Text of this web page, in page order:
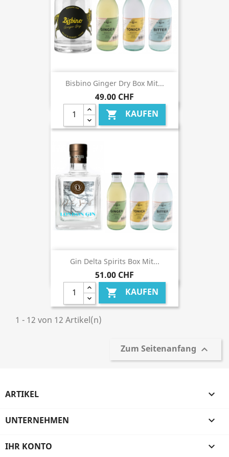
Bisbino Ginger Dry Box Mit...
49,00 CHF
 KAUFEN
Gin Delta Spirits Box Mit...
51,00 CHF
 KAUFEN
1 - 12 von 12 Artikel(n)
Zum Seitenanfang 
ARTIKEL 
UNTERNEHMEN 
IHR KONTO 